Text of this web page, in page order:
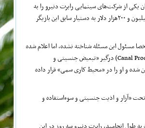
منصفه دادگاه روز پنجشنبه ۱۸ آبان یکی از شرکت‌های سینمایی رابرت دنیرو را به
علت تبعیض جنسیتی به پرداخت یک میلیون و ۲۰۰هزار دلار به دستیار سابق این بازیگر
مسئول این مسئله شناخته نشده، اما اعلام شده
که شرکت «کانال پروداکشن» (Canal Productions) درگیر «تبعیض جنسیتی و
شده و او را در «محیط کاری سمی» قرار داده
«آزار و اذیت جنسیتی و سوءاستفاده و